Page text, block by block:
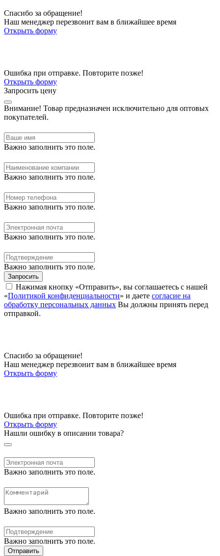
Спасибо за обращение!
Наш менеджер перезвонит вам в ближайшее время
Открыть форму
Ошибка при отправке. Повторите позже!
Открыть форму
Запросить цену
Внимание! Товар предназначен исключительно для оптовых
покупателей.
Важно заполнить это поле.
Важно заполнить это поле.
Важно заполнить это поле.
Важно заполнить это поле.
Важно заполнить это поле.
Запросить
Нажимая кнопку «Отправить», вы соглашаетесь с нашей
«Политикой конфиденциальности» и даете согласие на
обработку персональных данных Вы должны принять перед
отправкой.
Спасибо за обращение!
Наш менеджер перезвонит вам в ближайшее время
Открыть форму
Ошибка при отправке. Повторите позже!
Открыть форму
Нашли ошибку в описании товара?
Важно заполнить это поле.
Важно заполнить это поле.
Важно заполнить это поле.
Отправить